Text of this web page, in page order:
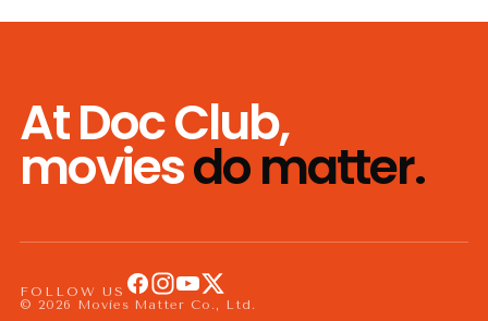
At Doc Club,
moviesdo matter.
FOLLOW US
© 2026 Movies Matter Co., Ltd.